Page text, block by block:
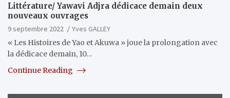
Littérature/ Yawavi Adjra dédicace demain deux
nouveaux ouvrages
9 septembre 2022
Yves GALLEY
« Les Histoires de Yao et Akuwa » joue la prolongation avec
la dédicace demain, 10…
Continue Reading